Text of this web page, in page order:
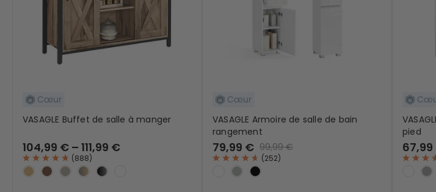
VASAGLE Buffet de salle à manger
104,99 € – 111,99 €
(888)
VASAGLE Armoire de salle de bain
rangement
79,99 € 99,99 €
(252)
pied